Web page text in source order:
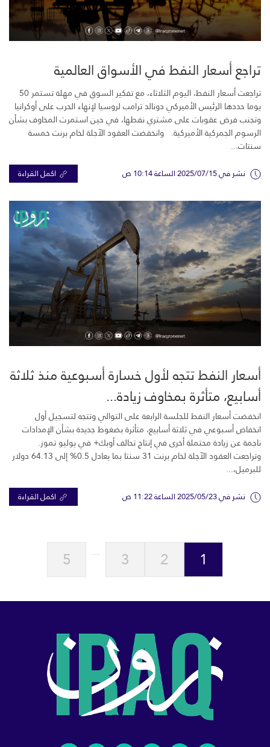
تراجع أسعار النفط في الأسواق العالمية
تراجعت أسعار النفط، اليوم الثلاثاء، مع تفكير السوق في مهلة تستمر 50
يوما حددها الرئيس الأميركي دونالد ترامب لروسيا لإنهاء الحرب على أوكرانيا
وتجنب فرض عقوبات على مشتري نفطها، في حين استمرت المخاوف بشأن
الرسوم الجمركية الأميركية. وانخفضت العقود الآجلة لخام برنت خمسة
سنتات...
نشر في 2025/07/15 الساعة 10:14 ص اكمل القراءة
أسعار النفط تتجه لأول خسارة أسبوعية منذ ثلاثة
أسابيع، متأثرة بمخاوف زيادة...
انخفضت أسعار النفط للجلسة الرابعة على التوالي وتتجه لتسجيل أول
انخفاض أسبوعي في ثلاثة أسابيع، متأثرة بضغوط جديدة بشأن الإمدادات
ناجمة عن زيادة محتملة أخرى في إنتاج تحالف أوبك+ في يوليو تموز.
وتراجعت العقود الآجلة لخام برنت 31 سنتا بما يعادل 0.5% إلى 64.13 دولار
للبرميل،...
نشر في 2025/05/23 الساعة 11:22 ص اكمل القراءة
1
2
3
...
5